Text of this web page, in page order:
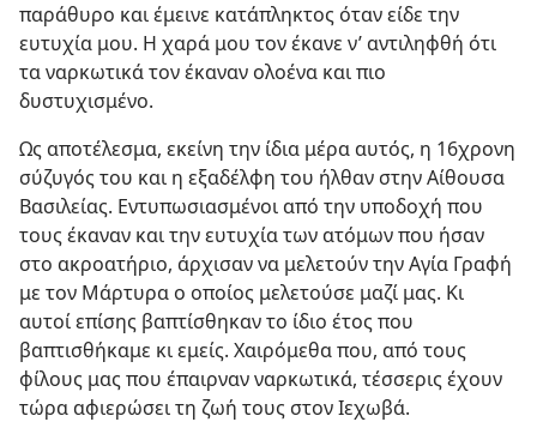
παράθυρο και έμεινε κατάπληκτος όταν είδε την
ευτυχία μου. Η χαρά μου τον έκανε ν’ αντιληφθή ότι
τα ναρκωτικά τον έκαναν ολοένα και πιο
δυστυχισμένο.
Ως αποτέλεσμα, εκείνη την ίδια μέρα αυτός, η 16χρονη
σύζυγός του και η εξαδέλφη του ήλθαν στην Αίθουσα
Βασιλείας. Εντυπωσιασμένοι από την υποδοχή που
τους έκαναν και την ευτυχία των ατόμων που ήσαν
στο ακροατήριο, άρχισαν να μελετούν την Αγία Γραφή
με τον Μάρτυρα ο οποίος μελετούσε μαζί μας. Κι
αυτοί επίσης βαπτίσθηκαν το ίδιο έτος που
βαπτισθήκαμε κι εμείς. Χαιρόμεθα που, από τους
φίλους μας που έπαιρναν ναρκωτικά, τέσσερις έχουν
τώρα αφιερώσει τη ζωή τους στον Ιεχωβά.